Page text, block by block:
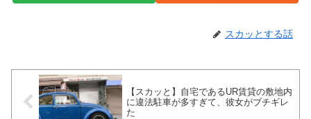
スカッとする話
【スカッと】自宅であるUR賃貸の敷地内
に違法駐車が多すぎて、彼女がブチギレ
た